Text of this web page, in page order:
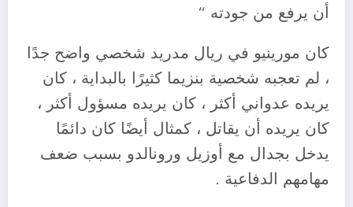
أن يرفع من جودته “
كان مورينيو في ريال مدريد شخصي واضح جدًا
، لم تعجبه شخصية بنزيما كثيرًا بالبداية ، كان
يريده عدواني أكثر ، كان يريده مسؤول أكثر ،
كان يريده أن يقاتل ، كمثال أيضًا كان دائمًا
يدخل بجدال مع أوزيل ورونالدو بسبب ضعف
مهامهم الدفاعية .